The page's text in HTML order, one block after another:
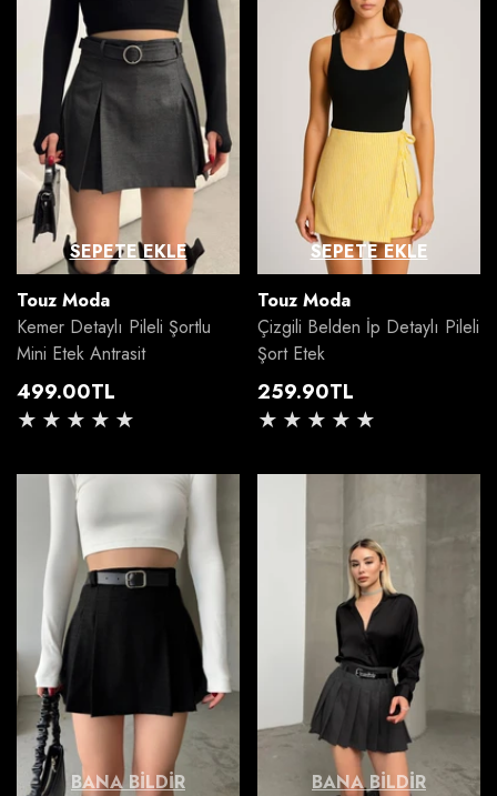
SEPETE EKLE
Satıcı:
Touz Moda
Kemer Detaylı Pileli Şortlu
Mini Etek Antrasit
Normal
fiyat
499.00TL
SEPETE EKLE
Satıcı:
Touz Moda
Çizgili Belden İp Detaylı Pileli
Şort Etek
Normal
fiyat
259.90TL
BANA BILDIR
BANA BILDIR